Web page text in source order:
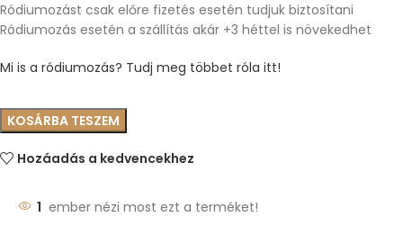
Ródiumozást csak előre fizetés esetén tudjuk biztosítani
Ródiumozás esetén a szállítás akár +3 héttel is növekedhet
Mi is a ródiumozás? Tudj meg többet róla itt!
KOSÁRBA TESZEM
Hozáadás a kedvencekhez
1 ember nézi most ezt a terméket!